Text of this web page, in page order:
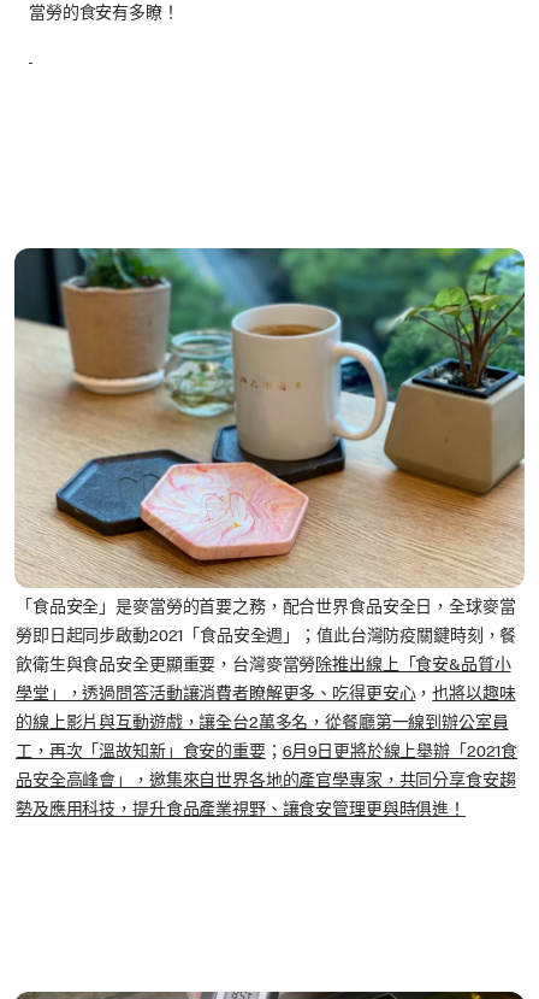
當勞的食安有多瞭！
「食品安全」是麥當勞的首要之務，配合世界食品安全日，全球麥當
勞即日起同步啟動2021「食品安全週」；值此台灣防疫關鍵時刻，餐
飲衛生與食品安全更顯重要，台灣麥當勞 除推出線上「食安&品質小
學堂」，透過問答活動讓消費者瞭解更多、吃得更安心，也將以趣味
的線上影片與互動遊戲，讓全台2萬多名，從餐廳第一線到辦公室員
工，再次「溫故知新」食安的重要； 6月9日更將於線上舉辦「2021食
品安全高峰會」，邀集來自世界各地的產官學專家，共同分享食安趨
勢及應用科技，提升食品產業視野、讓食安管理更與時俱進！